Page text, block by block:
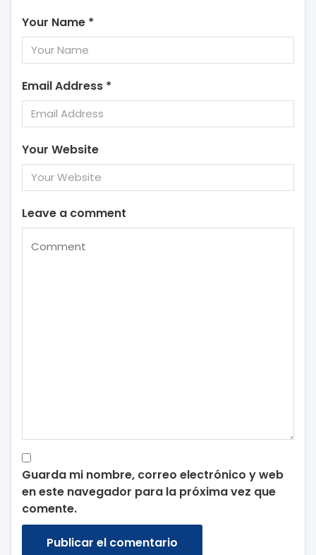
Your Name *
Email Address *
Your Website
Leave a comment
Guarda mi nombre, correo electrónico y web
en este navegador para la próxima vez que
comente.